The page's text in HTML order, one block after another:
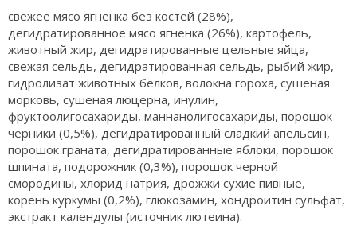
свежее мясо ягненка без костей (28%),
дегидратированное мясо ягненка (26%), картофель,
животный жир, дегидратированные цельные яйца,
свежая сельдь, дегидратированная сельдь, рыбий жир,
гидролизат животных белков, волокна гороха, сушеная
морковь, сушеная люцерна, инулин,
фруктоолигосахариды, маннанолигосахариды, порошок
черники (0,5%), дегидратированный сладкий апельсин,
порошок граната, дегидратированные яблоки, порошок
шпината, подорожник (0,3%), порошок черной
смородины, хлорид натрия, дрожжи сухие пивные,
корень куркумы (0,2%), глюкозамин, хондроитин сульфат,
экстракт календулы (источник лютеина).